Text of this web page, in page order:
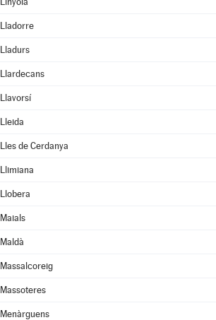
Lladorre
Lladurs
Llardecans
Llavorsí
Lleida
Lles de Cerdanya
Llimiana
Llobera
Maials
Maldà
Massalcoreig
Massoteres
Menàrguens